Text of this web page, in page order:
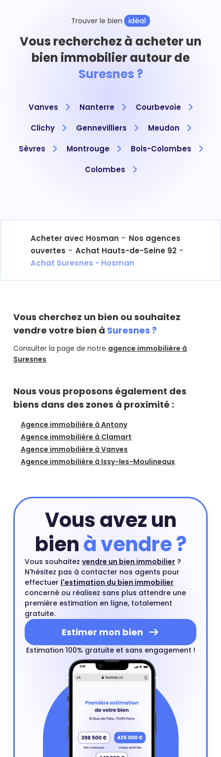
Trouver le bien idéal
Vous recherchez à acheter un
bien immobilier autour de
Suresnes ?
Vanves Nanterre
Courbevoie
Clichy
Gennevilliers
Meudon
Sèvres
Montrouge
Bois-Colombes
Colombes
Acheter avec Hosman - Nos agences
ouvertes - Achat Hauts-de-Seine 92 -
Achat Suresnes - Hosman
Vous cherchez un bien ou souhaitez
vendre votre bien à Suresnes ?
Consulter la page de notre agence immobilière à
Suresnes
Nous vous proposons également des
biens dans des zones à proximité :
Agence immobilière à Antony
Agence immobilière à Clamart
Agence immobilière à Vanves
Agence immobilière à Issy-les-Moulineaux
Vous avez un
bienà vendre ?
Vous souhaitez vendre un bien immobilier ?
N'hésitez pas à contacter nos agents pour
effectuer l'estimation du bien immobilier
concerné ou réalisez sans plus attendre une
première estimation en ligne, totalement
gratuite.
Estimer mon bien
Estimation 100% gratuite et sans engagement !